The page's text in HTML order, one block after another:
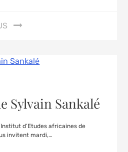
Sylvain Sankalé
d’Etudes africaines de
invitent mardi,…